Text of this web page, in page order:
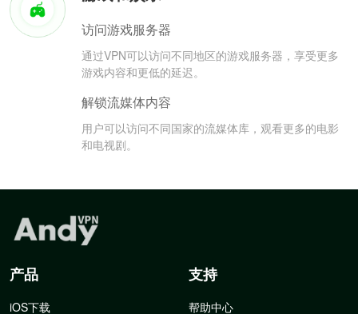
访问游戏服务器
通过VPN可以访问不同地区的游戏服务器，享受更多
游戏内容和更低的延迟。
解锁流媒体内容
用户可以访问不同国家的流媒体库，观看更多的电影
和电视剧。
产品
iOS下载
支持
帮助中心